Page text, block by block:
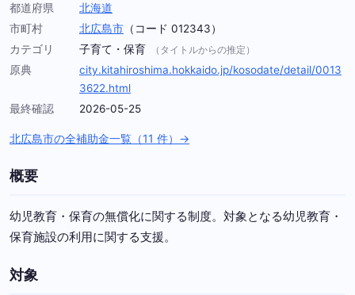
都道府県
北海道
市町村
北広島市 （コード 012343）
カテゴリ
子育て・保育 （タイトルからの推定）
原典
city.kitahiroshima.hokkaido.jp/kosodate/detail/0013
3622.html
最終確認
2026-05-25
北広島市の全補助金一覧（11 件）→
概要
幼児教育・保育の無償化に関する制度。対象となる幼児教育・
保育施設の利用に関する支援。
対象